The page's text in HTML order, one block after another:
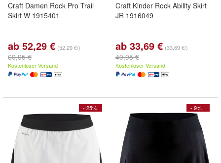
Craft Damen Rock Pro Trail
Skirt W 1915401
ab 52,29 € (52,29 €/)
69,95 €
Kostenloser Versand
Craft Kinder Rock Ability Skirt
JR 1916049
ab 33,69 € (33,69 €/)
49,95 €
Kostenloser Versand
- 25% - 9%